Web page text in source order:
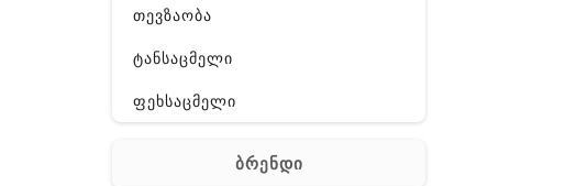
თევზაობა
ტანსაცმელი
ფეხსაცმელი
ბრენდი